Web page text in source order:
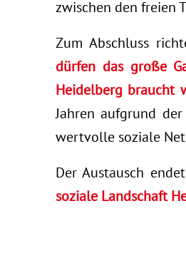
zwischen den freien
Zum Abschluss
dürfen das große
Heidelberg braucht
Jahren aufgrund
wertvolle soziale
Der Austausch
soziale Landschaft